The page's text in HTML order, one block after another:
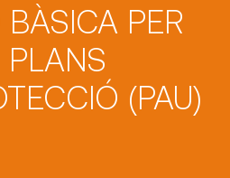
PER
PLANS
(PAU)